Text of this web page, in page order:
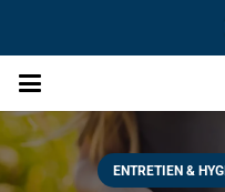
ENTRETIEN &